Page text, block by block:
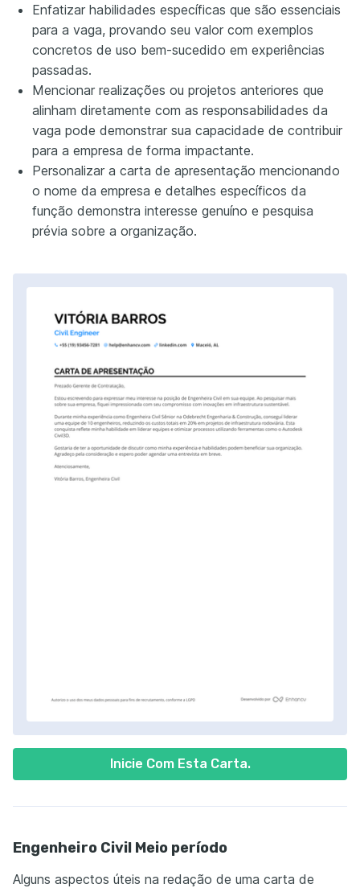
Inicie Com Esta Carta.
Enfatizar habilidades específicas que são essenciais
para a vaga, provando seu valor com exemplos
concretos de uso bem-sucedido em experiências
passadas.
Mencionar realizações ou projetos anteriores que
alinham diretamente com as responsabilidades da
vaga pode demonstrar sua capacidade de contribuir
para a empresa de forma impactante.
Personalizar a carta de apresentação mencionando
o nome da empresa e detalhes específicos da
função demonstra interesse genuíno e pesquisa
prévia sobre a organização.
Engenheiro Civil Meio período
Alguns aspectos úteis na redação de uma carta de